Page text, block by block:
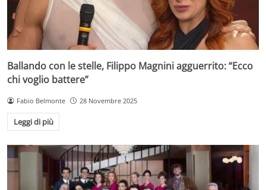
Ballando con le stelle, Filippo Magnini agguerrito: “Ecco
chi voglio battere”
Fabio Belmonte 28 Novembre 2025
Leggi di più